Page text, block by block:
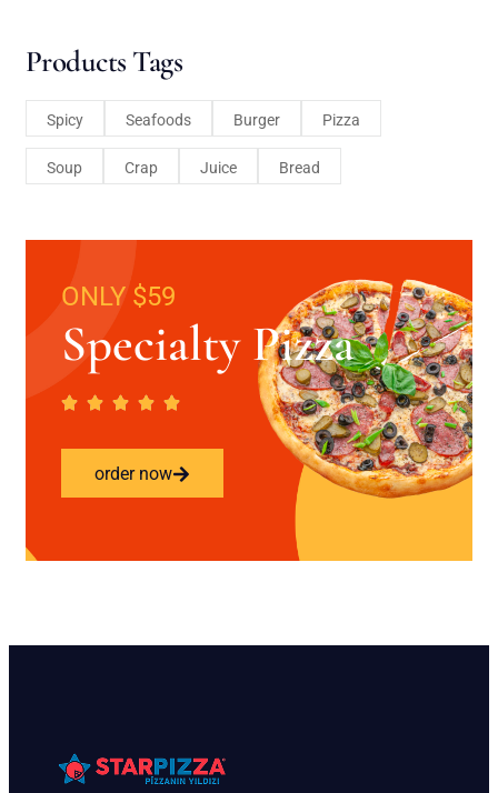
Products Tags
Spicy Seafoods Burger Pizza
Soup Crap Juice Bread
ONLY $59
Specialty Pizza
order now